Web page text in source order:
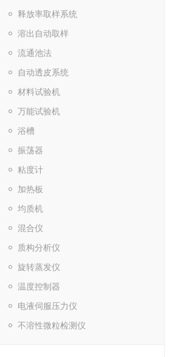
释放率取样系统
溶出自动取样
流通池法
自动透皮系统
材料试验机
万能试验机
浴槽
振荡器
粘度计
加热板
均质机
混合仪
质构分析仪
旋转蒸发仪
温度控制器
电液伺服压力仪
不溶性微粒检测仪